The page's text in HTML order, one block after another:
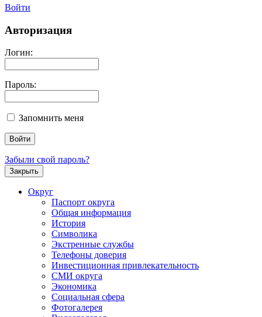
Войти
Авторизация
Логин:
Пароль:
Запомнить меня
Забыли свой пароль?
Закрыть
Округ
Паспорт округа
Общая информация
История
Символика
Экстренные службы
Телефоны доверия
Инвестиционная привлекательность
СМИ округа
Экономика
Социальная сфера
Фотогалерея